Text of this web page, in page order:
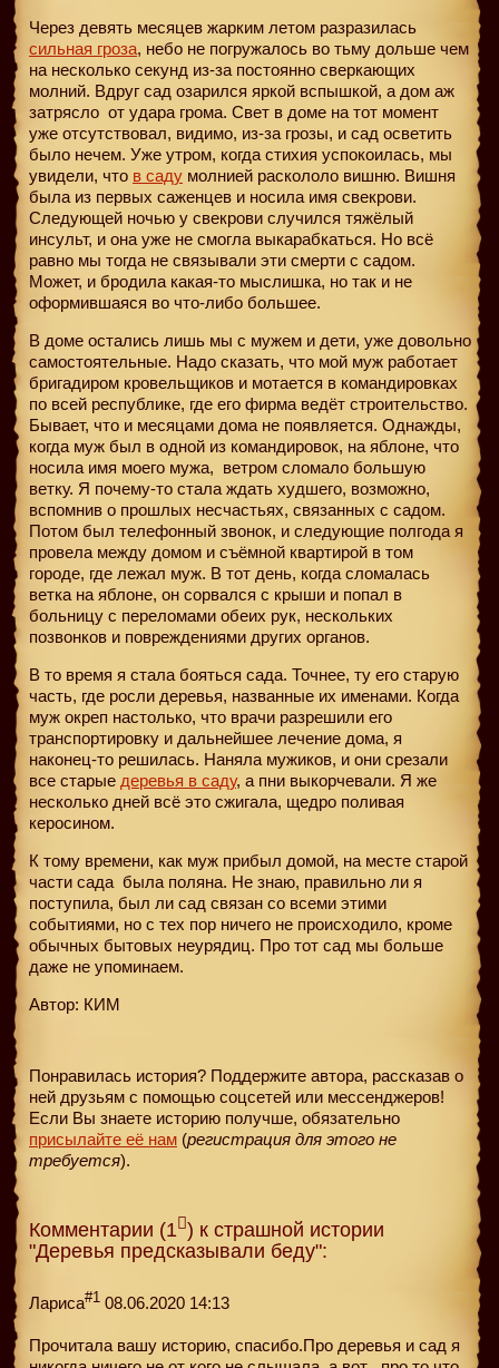
Через девять месяцев жарким летом разразилась
сильная гроза, небо не погружалось во тьму дольше чем
на несколько секунд из-за постоянно сверкающих
молний. Вдруг сад озарился яркой вспышкой, а дом аж
затрясло от удара грома. Свет в доме на тот момент
уже отсутствовал, видимо, из-за грозы, и сад осветить
было нечем. Уже утром, когда стихия успокоилась, мы
увидели, что в саду молнией раскололо вишню. Вишня
была из первых саженцев и носила имя свекрови.
Следующей ночью у свекрови случился тяжёлый
инсульт, и она уже не смогла выкарабкаться. Но всё
равно мы тогда не связывали эти смерти с садом.
Может, и бродила какая-то мыслишка, но так и не
оформившаяся во что-либо большее.
В доме остались лишь мы с мужем и дети, уже довольно
самостоятельные. Надо сказать, что мой муж работает
бригадиром кровельщиков и мотается в командировках
по всей республике, где его фирма ведёт строительство.
Бывает, что и месяцами дома не появляется. Однажды,
когда муж был в одной из командировок, на яблоне, что
носила имя моего мужа, ветром сломало большую
ветку. Я почему-то стала ждать худшего, возможно,
вспомнив о прошлых несчастьях, связанных с садом.
Потом был телефонный звонок, и следующие полгода я
провела между домом и съёмной квартирой в том
городе, где лежал муж. В тот день, когда сломалась
ветка на яблоне, он сорвался с крыши и попал в
больницу с переломами обеих рук, нескольких
позвонков и повреждениями других органов.
В то время я стала бояться сада. Точнее, ту его старую
часть, где росли деревья, названные их именами. Когда
муж окреп настолько, что врачи разрешили его
транспортировку и дальнейшее лечение дома, я
наконец-то решилась. Наняла мужиков, и они срезали
все старые деревья в саду, а пни выкорчевали. Я же
несколько дней всё это сжигала, щедро поливая
керосином.
К тому времени, как муж прибыл домой, на месте старой
части сада была поляна. Не знаю, правильно ли я
поступила, был ли сад связан со всеми этими
событиями, но с тех пор ничего не происходило, кроме
обычных бытовых неурядиц. Про тот сад мы больше
даже не упоминаем.
Автор: КИМ
Понравилась история? Поддержите автора, рассказав о
ней друзьям с помощью соцсетей или мессенджеров!
Если Вы знаете историю получше, обязательно
присылайте её нам (регистрация для этого не
требуется).
Комментарии (1 ) к страшной истории
"Деревья предсказывали беду":
Лариса#1 08.06.2020 14:13
Прочитала вашу историю, спасибо.Про деревья и сад я